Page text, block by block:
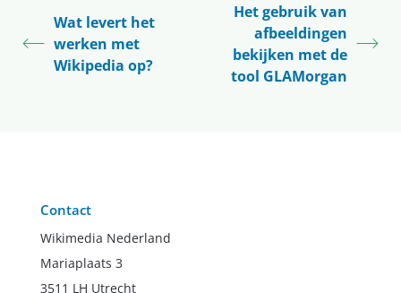
Wat levert het
werken met
Wikipedia op?
Het gebruik van
afbeeldingen
bekijken met de
tool GLAMorgan
Contact
Wikimedia Nederland
Mariaplaats 3
3511 LH Utrecht